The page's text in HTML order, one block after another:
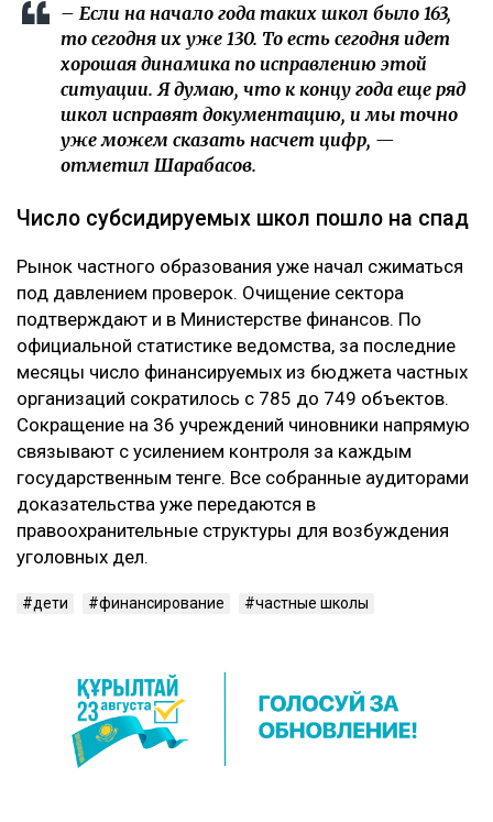
– Если на начало года таких школ было 163,
то сегодня их уже 130. То есть сегодня идет
хорошая динамика по исправлению этой
ситуации. Я думаю, что к концу года еще ряд
школ исправят документацию, и мы точно
уже можем сказать насчет цифр, —
отметил Шарабасов.
Число субсидируемых школ пошло на спад
Рынок частного образования уже начал сжиматься
под давлением проверок. Очищение сектора
подтверждают и в Министерстве финансов. По
официальной статистике ведомства, за последние
месяцы число финансируемых из бюджета частных
организаций сократилось с 785 до 749 объектов.
Сокращение на 36 учреждений чиновники напрямую
связывают с усилением контроля за каждым
государственным тенге. Все собранные аудиторами
доказательства уже передаются в
правоохранительные структуры для возбуждения
уголовных дел.
дети финансирование частные школы